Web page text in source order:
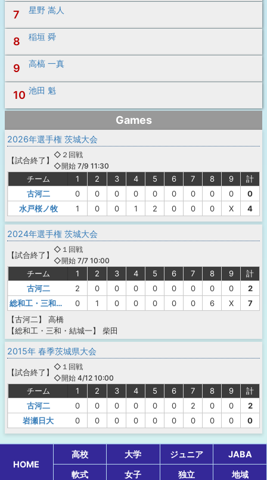
7 星野 嵩人
8 稲垣 舜
9 高槁 一真
10 池田 魁
Games
2026年選手権 茨城大会
【試合終了 】
◇２回戦
◇開始 7/9 11:30
チーム 1 2 3 4 5 6 7 8 9
計
古河二
0 0 0 0 0 0 0 0 0
0
水戸桜ノ牧
1 0 0 1 2 0 0 0 X 4
2024年選手権 茨城大会
【試合終了 】
◇１回戦
◇開始 7/7 10:00
チーム 1 2 3 4 5 6 7 8 9
計
古河二
2 0 0 0 0 0 0 0 0
2
総和工・三和・結城一
0 1 0 0 0 0 0 6 X
7
【古河二】
高橋
【総和工・三和・結城一】
柴田
2015年 春季茨城県大会
【試合終了 】
◇１回戦
◇開始 4/12 10:00
チーム 1 2 3 4 5 6 7 8 9
計
古河二
0 0 0 0 0 0 2 0 0
2
岩瀬日大
0 0 0 0 0 0 0 0 0 0
HOME
高校 大学 ジュニア
JABA
軟式
女子 独立 地域